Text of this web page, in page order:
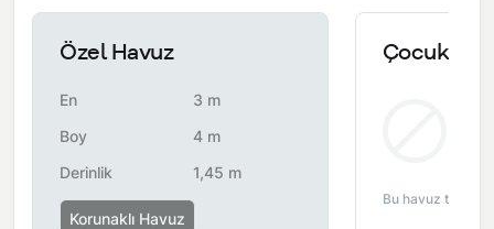
sunulmaktadır.
Burada sadece tatil değil, birlikte hatırlayabileceğiniz bir
dönemsel olarak altyapı çalışmaları yapılabilmektedir. Bu
çalışma nedeniyle yol çalışması, elektrik ve su kesintileri
yaşanabilmektedir.
Özel Havuz
En
3 m
Boy
4 m
Derinlik
1,45 m
Korunaklı Havuz
Çocuk
Bu havuz tipi bu